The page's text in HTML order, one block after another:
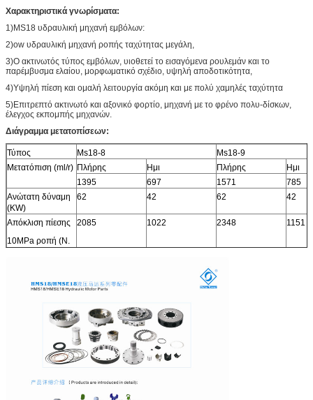
Χαρακτηριστικά γνωρίσματα:
1)MS18 υδραυλική μηχανή εμβόλων:
2)ow υδραυλική μηχανή ροπής ταχύτητας μεγάλη,
3)Ο ακτινωτός τύπος εμβόλων, υιοθετεί το εισαγόμενα ρουλεμάν και το
παρέμβυσμα ελαίου, μορφωματικό σχέδιο, υψηλή αποδοτικότητα,
4)Υψηλή πίεση και ομαλή λειτουργία ακόμη και με πολύ χαμηλές ταχύτητα
5)Επιτρεπτό ακτινωτό και αξονικό φορτίο, μηχανή με το φρένο πολυ-δίσκων,
έλεγχος εκπομπής μηχανών.
Διάγραμμα μετατοπίσεων:
Τύπος Ms18-8
Ms18-9
Μετατόπιση (ml/r) Πλήρης Ημι Πλήρης
Ημι
1395
697 1571
785
Ανώτατη δύναμη
(KW)
62 42 62 42
Απόκλιση πίεσης
10MPa ροπή (Ν.
2085 1022 2348 1151
5870
Ανώτατη πίεση
40
ταχύτητα (r/min)
55
(r/min)